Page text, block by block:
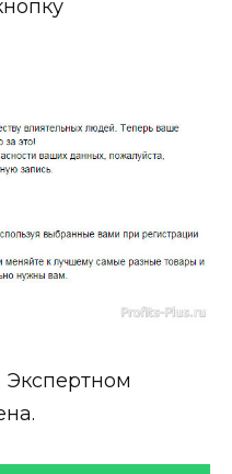
Экспертном